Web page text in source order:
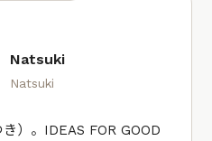
Natsuki
Natsuki
）。IDEAS FOR GOOD